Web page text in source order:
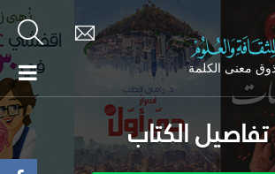
تفاصيل الكتاب